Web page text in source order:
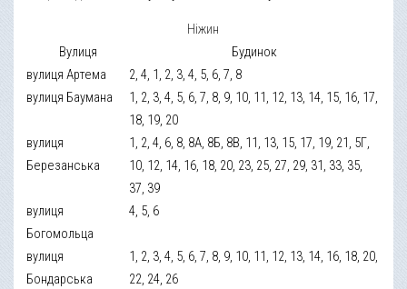
Ніжин
Вулиця
Будинок
вулиця Артема
2, 4, 1, 2, 3, 4, 5, 6, 7, 8
вулиця Баумана
1, 2, 3, 4, 5, 6, 7, 8, 9, 10, 11, 12, 13, 14, 15, 16, 17,
18, 19, 20
вулиця
Березанська
1, 2, 4, 6, 8, 8А, 8Б, 8В, 11, 13, 15, 17, 19, 21, 5Г,
10, 12, 14, 16, 18, 20, 23, 25, 27, 29, 31, 33, 35,
37, 39
вулиця
Богомольца
4, 5, 6
вулиця
Бондарська
1, 2, 3, 4, 5, 6, 7, 8, 9, 10, 11, 12, 13, 14, 16, 18, 20,
22, 24, 26